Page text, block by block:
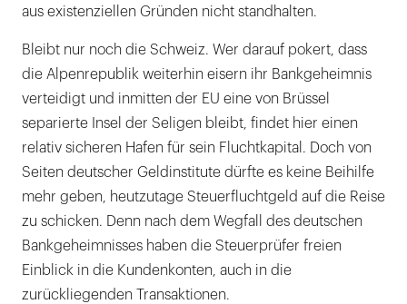
aus existenziellen Gründen nicht standhalten.
Bleibt nur noch die Schweiz. Wer darauf pokert, dass
die Alpenrepublik weiterhin eisern ihr Bankgeheimnis
verteidigt und inmitten der EU eine von Brüssel
separierte Insel der Seligen bleibt, findet hier einen
relativ sicheren Hafen für sein Fluchtkapital. Doch von
Seiten deutscher Geldinstitute dürfte es keine Beihilfe
mehr geben, heutzutage Steuerfluchtgeld auf die Reise
zu schicken. Denn nach dem Wegfall des deutschen
Bankgeheimnisses haben die Steuerprüfer freien
Einblick in die Kundenkonten, auch in die
zurückliegenden Transaktionen.